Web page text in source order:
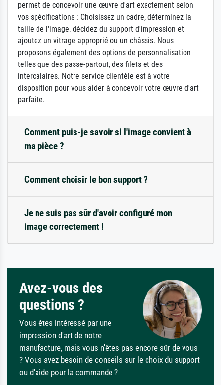
permet de concevoir une œuvre d'art exactement selon
vos spécifications : Choisissez un cadre, déterminez la
taille de l'image, décidez du support d'impression et
ajoutez un vitrage approprié ou un châssis. Nous
proposons également des options de personnalisation
telles que des passe-partout, des filets et des
intercalaires. Notre service clientèle est à votre
disposition pour vous aider à concevoir votre œuvre d'art
parfaite.
Comment puis-je savoir si l'image convient à
ma pièce ?
Comment choisir le bon support ?
Je ne suis pas sûr d'avoir configuré mon
image correctement !
Avez-vous des
questions ?
Vous êtes intéressé par une
impression d'art de notre
manufacture, mais vous n'êtes pas encore sûr de vous
? Vous avez besoin de conseils sur le choix du support
ou d'aide pour la commande ?